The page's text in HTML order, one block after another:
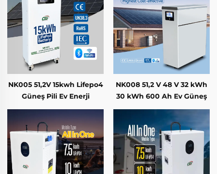
NK005 51,2V 15kwh Lifepo4
Güneş Pili Ev Enerji
Depolama Sistemi
NK008 51,2 V 48 V 32 kWh
30 kWh 600 Ah Ev Güneş
Enerjisi Lityum Lifepo4
Power Wall Enerji
Depolama Pili Sistemi
Akıllı BMS ile